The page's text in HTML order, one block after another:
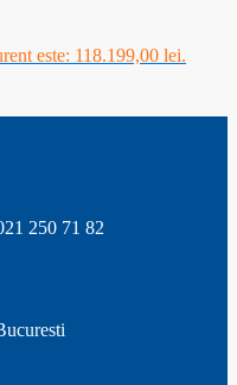
este: 118.199,00 lei.
250 71 82